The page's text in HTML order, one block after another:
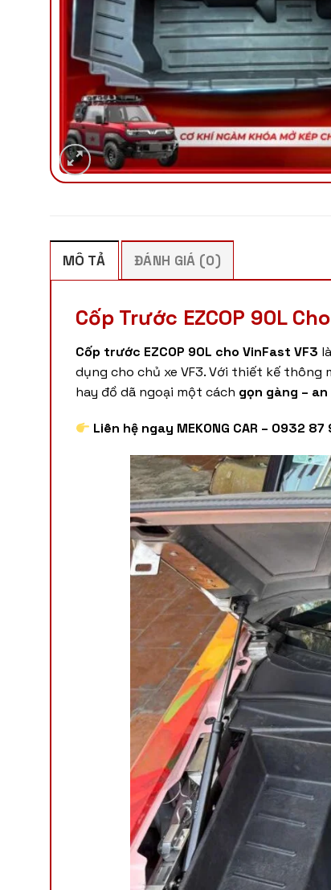
MÔ TẢ ĐÁNH GIÁ (0)
Cốp Trước EZCOP 90L
Cốp trước EZCOP 90L cho VinFast VF3
dụng cho chủ xe VF3. Với thiết kế thông
hay đồ dã ngoại một cách gọn gàng –
Liên hệ ngay MEKONG CAR – 0932